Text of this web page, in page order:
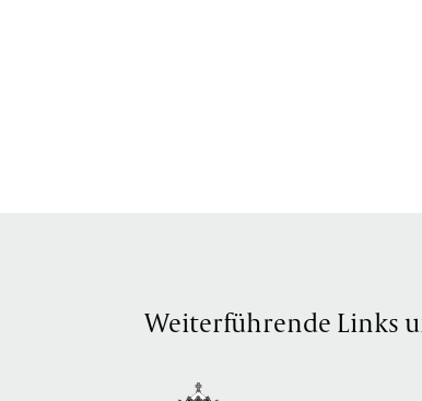
Weiterführende Links